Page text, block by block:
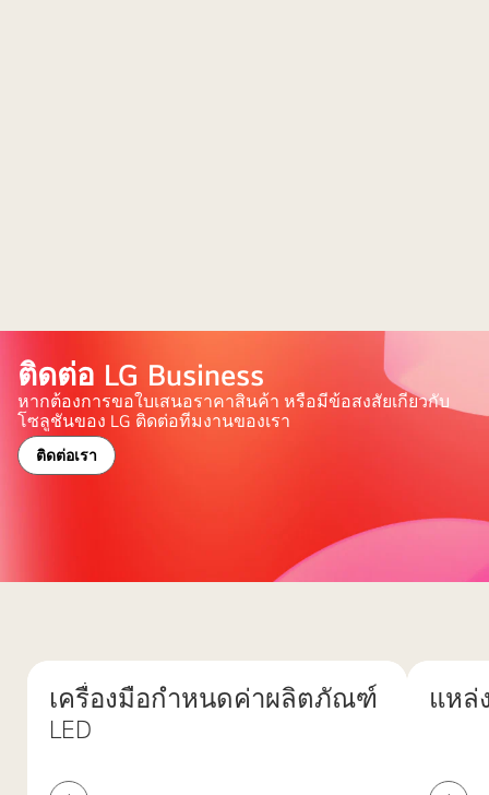
แดง
นามธรรม
ติดต่อ LG Business
หากต้องการขอใบเสนอราคาสินค้า หรือมีข้อสงสัยเกี่ยวกับ
โซลูชันของ LG ติดต่อทีมงานของเรา
ติดต่อเรา
เครื่องมือกำหนดค่าผลิตภัณฑ์
LED
แหล่